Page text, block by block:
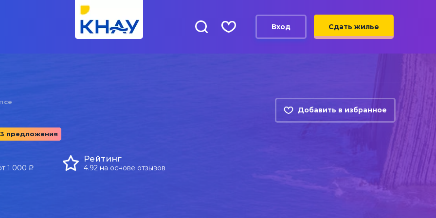
Вход Сдать жилье
Добавить в избранное
предложения
1 000 a
Рейтинг
4.92 на основе отзывов